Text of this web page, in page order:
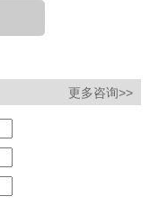
更多咨询>>